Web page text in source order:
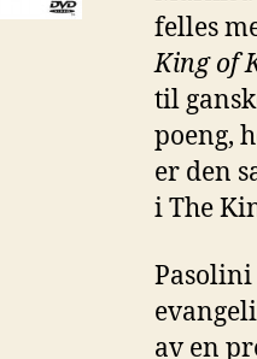
felles
King of
til
poeng,
er den
i The
Pasolini
av en